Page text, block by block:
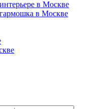
в Москве